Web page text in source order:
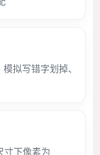
拟写错字划掉、
寸下像素为